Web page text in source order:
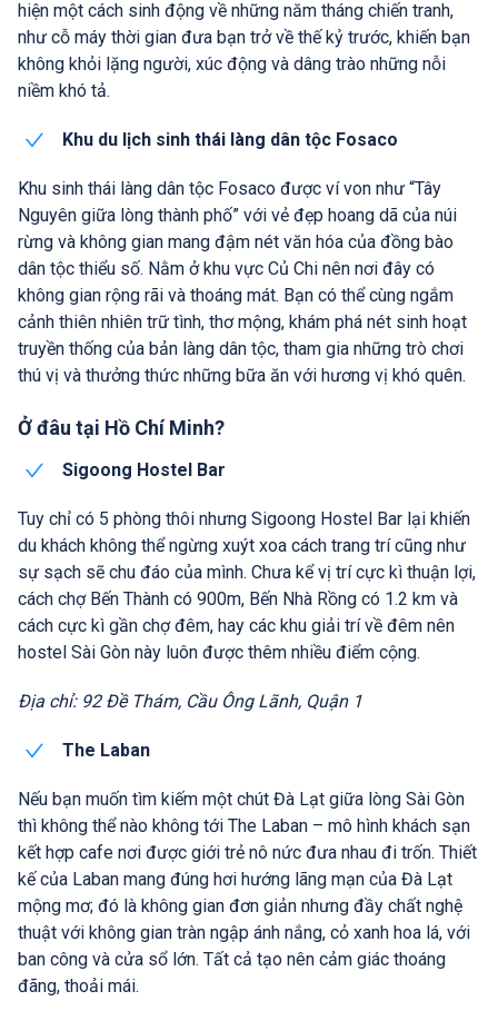
hiện một cách sinh động về những năm tháng chiến tranh,
như cỗ máy thời gian đưa bạn trở về thế kỷ trước, khiến bạn
không khỏi lặng người, xúc động và dâng trào những nỗi
niềm khó tả.
Khu du lịch sinh thái làng dân tộc Fosaco
Khu sinh thái làng dân tộc Fosaco được ví von như “Tây
Nguyên giữa lòng thành phố” với vẻ đẹp hoang dã của núi
rừng và không gian mang đậm nét văn hóa của đồng bào
dân tộc thiểu số. Nằm ở khu vực Củ Chi nên nơi đây có
không gian rộng rãi và thoáng mát. Bạn có thể cùng ngắm
cảnh thiên nhiên trữ tình, thơ mộng, khám phá nét sinh hoạt
truyền thống của bản làng dân tộc, tham gia những trò chơi
thú vị và thưởng thức những bữa ăn với hương vị khó quên.
Ở đâu tại Hồ Chí Minh?
Sigoong Hostel Bar
Tuy chỉ có 5 phòng thôi nhưng Sigoong Hostel Bar lại khiến
du khách không thể ngừng xuýt xoa cách trang trí cũng như
sự sạch sẽ chu đáo của mình. Chưa kể vị trí cực kì thuận lợi,
cách chợ Bến Thành có 900m, Bến Nhà Rồng có 1.2 km và
cách cực kì gần chợ đêm, hay các khu giải trí về đêm nên
hostel Sài Gòn này luôn được thêm nhiều điểm cộng.
Địa chỉ: 92 Đề Thám, Cầu Ông Lãnh, Quận 1
The Laban
Nếu bạn muốn tìm kiếm một chút Đà Lạt giữa lòng Sài Gòn
thì không thể nào không tới The Laban – mô hình khách sạn
kết hợp cafe nơi được giới trẻ nô nức đưa nhau đi trốn. Thiết
kế của Laban mang đúng hơi hướng lãng mạn của Đà Lạt
mộng mơ; đó là không gian đơn giản nhưng đầy chất nghệ
thuật với không gian tràn ngập ánh nắng, cỏ xanh hoa lá, với
ban công và cửa sổ lớn. Tất cả tạo nên cảm giác thoáng
đãng, thoải mái.